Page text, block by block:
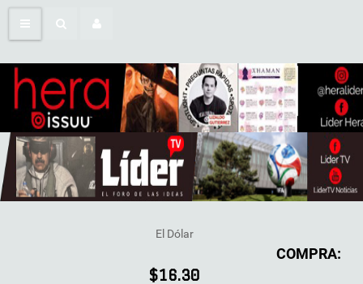
El Dólar
COMPRA:
$16.30